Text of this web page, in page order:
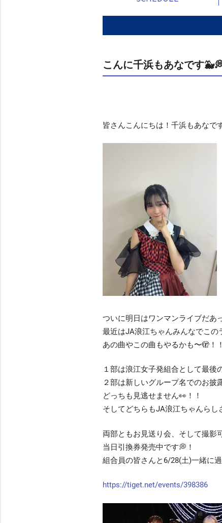
こんに千浜もあなです
皆さんこんにちは！千浜もあなで
ついに明日はワンマンライブだあ
最近はJA浪江ちゃんみんなでこ
あの曲やこの曲もやるかも〜🫣！！
１部は浪江女子発組合として最後
２部は新しいグループ名でのお披
どっちも見逃せません👀！！
そしてどちらもJA浪江ちゃんら
両部ともお見送り会、そして撮影
当日引換券発売中です💭！
組合員の皆さんと6/28(土)一緒に
https://tiget.net/events/398386